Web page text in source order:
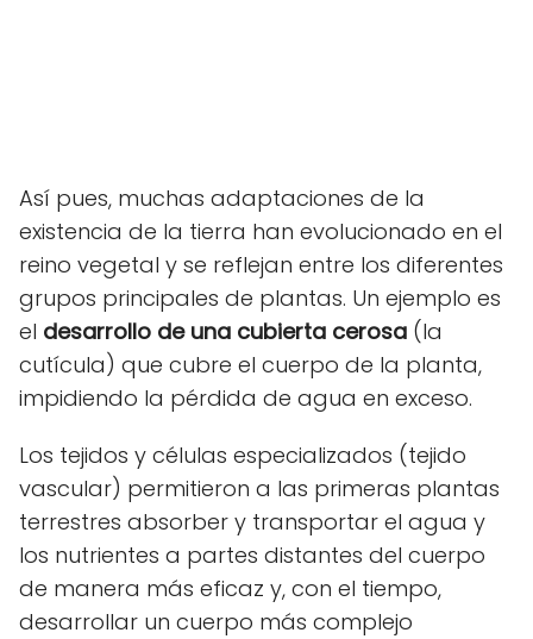
Así pues, muchas adaptaciones de la
existencia de la tierra han evolucionado en el
reino vegetal y se reflejan entre los diferentes
grupos principales de plantas. Un ejemplo es
el desarrollo de una cubierta cerosa (la
cutícula) que cubre el cuerpo de la planta,
impidiendo la pérdida de agua en exceso.
Los tejidos y células especializados (tejido
vascular) permitieron a las primeras plantas
terrestres absorber y transportar el agua y
los nutrientes a partes distantes del cuerpo
de manera más eficaz y, con el tiempo,
desarrollar un cuerpo más complejo